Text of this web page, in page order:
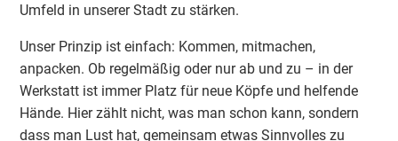
Umfeld in unserer Stadt zu stärken.
Unser Prinzip ist einfach: Kommen, mitmachen,
anpacken. Ob regelmäßig oder nur ab und zu – in der
Werkstatt ist immer Platz für neue Köpfe und helfende
Hände. Hier zählt nicht, was man schon kann, sondern
dass man Lust hat, gemeinsam etwas Sinnvolles zu